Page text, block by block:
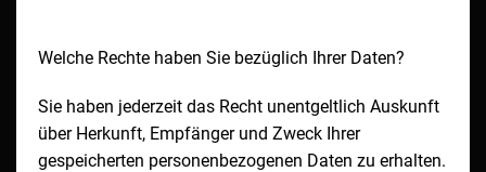
Welche Rechte haben Sie bezüglich Ihrer Daten?
Sie haben jederzeit das Recht unentgeltlich Auskunft
über Herkunft, Empfänger und Zweck Ihrer
gespeicherten personenbezogenen Daten zu erhalten.